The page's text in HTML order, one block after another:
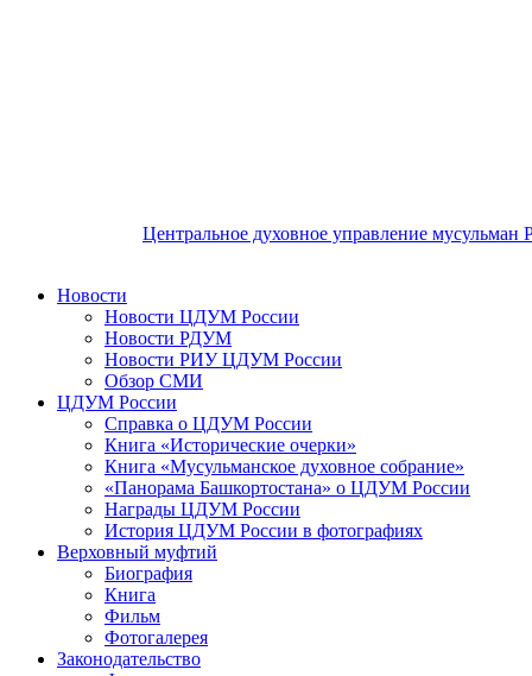
Центральное духовное управление мусульман
Новости
Новости ЦДУМ России
Новости РДУМ
Новости РИУ ЦДУМ России
Обзор СМИ
ЦДУМ России
Справка о ЦДУМ России
Книга «Исторические очерки»
Книга «Мусульманское духовное собрание»
«Панорама Башкортостана» о ЦДУМ России
Награды ЦДУМ России
История ЦДУМ России в фотографиях
Верховный муфтий
Биография
Книга
Фильм
Фотогалерея
Законодательство